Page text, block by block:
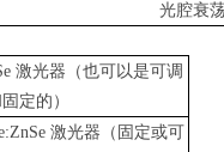
光腔衰
激光器（也可以是可调
定的）
激光器（固定或可